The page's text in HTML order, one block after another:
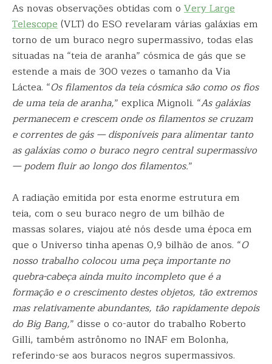
As novas observações obtidas com o Very Large
Telescope(VLT) do ESO revelaram várias galáxias em
torno de um buraco negro supermassivo, todas elas
situadas na “teia de aranha” cósmica de gás que se
estende a mais de 300 vezes o tamanho da Via
Láctea. “Os filamentos da teia cósmica são como os fios
de uma teia de aranha,” explica Mignoli. “As galáxias
permanecem e crescem onde os filamentos se cruzam
e correntes de gás — disponíveis para alimentar tanto
as galáxias como o buraco negro central supermassivo
— podem fluir ao longo dos filamentos.”
A radiação emitida por esta enorme estrutura em
teia, com o seu buraco negro de um bilhão de
massas solares, viajou até nós desde uma época em
que o Universo tinha apenas 0,9 bilhão de anos. “O
nosso trabalho colocou uma peça importante no
quebra-cabeça ainda muito incompleto que é a
formação e o crescimento destes objetos, tão extremos
mas relativamente abundantes, tão rapidamente depois
do Big Bang,” disse o co-autor do trabalho Roberto
Gilli, também astrônomo no INAF em Bolonha,
referindo-se aos buracos negros supermassivos.